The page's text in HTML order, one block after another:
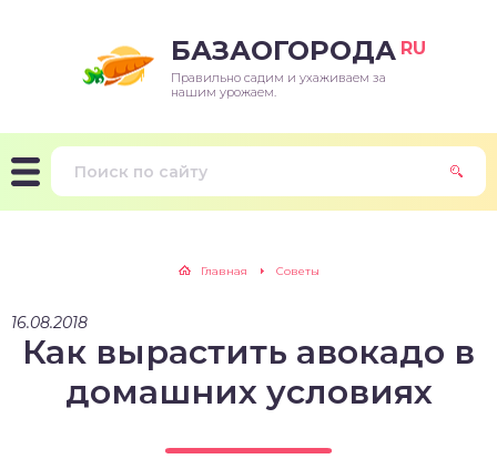
БАЗАОГОРОДА RU
Правильно садим и ухаживаем за
нашим урожаем.
Главная Советы
16.08.2018
Как вырастить авокадо в
домашних условиях